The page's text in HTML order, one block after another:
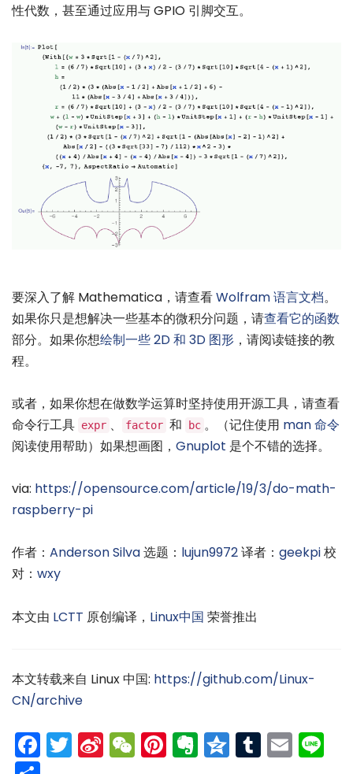
性代数，甚至通过应用与 GPIO 引脚交互。
要深入了解 Mathematica，请查看Wolfram 语言文档。
如果你只是想解决一些基本的微积分问题，请查看它的函数
部分。如果你想绘制一些 2D 和 3D 图形 ，请阅读链接的教
程。
或者，如果你想在做数学运算时坚持使用开源工具，请查看
命令行工具 expr 、 factor 和 bc 。（记住使用 man 命令
阅读使用帮助）如果想画图， Gnuplot 是个不错的选择。
via: https://opensource.com/article/19/3/do-math-
raspberry-pi
作者： Anderson Silva选题： lujun9972译者： geekpi校
对： wxy
本文由 LCTT 原创编译， Linux中国 荣誉推出
本文转载来自 Linux 中国: https://github.com/Linux-
CN/archive
Facebook
Twitter
SinaWeChat
Pinterest
Evernote
Qzone
Tumblr